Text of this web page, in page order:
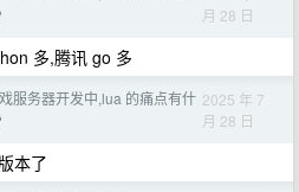
月 28 日
多,腾讯 go 多
服务器开发中,lua 的痛点有什 2025 年 7
月 28 日
本了